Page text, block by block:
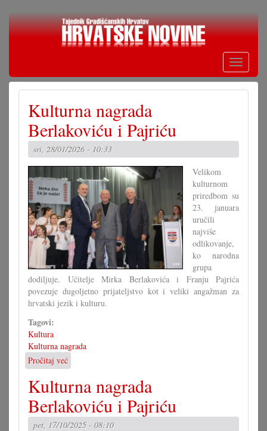
Skoči
Toggle
Kulturna nagrada
Berlakoviću i Pajriću
sri, 28/01/2026 - 10:33
Velikom
kulturnom
priredbom su
23. januara
uručili
najviše
odlikovanje,
ko narodna
grupa
dodiljuje. Učitelje Mirka Berlakovića i Franju Pajrića
povezuje dugoljetno prijateljstvo kot i veliki angažman za
hrvatski jezik i kulturu.
Tagovi:
Kultura
Kulturna nagrada
Pročitaj već
Kulturna
nagrada
Berlakoviću
i
Pajriću
Kulturna nagrada
Berlakoviću i Pajriću
pet, 17/10/2025 - 08:10